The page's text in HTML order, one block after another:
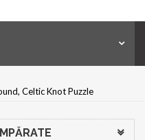
Celtic Knot Puzzle